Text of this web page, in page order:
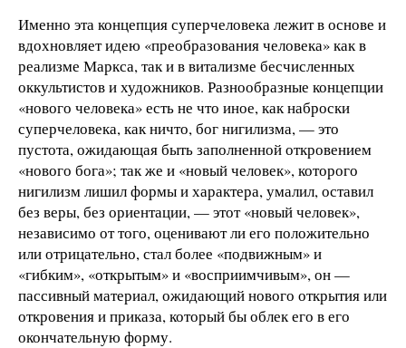
Именно эта концепция суперчеловека лежит в основе и
вдохновляет идею «преобразования человека» как в
реализме Маркса, так и в витализме бесчисленных
оккультистов и художников. Разнообразные концепции
«нового человека» есть не что иное, как наброски
суперчеловека, как ничто, бог нигилизма, — это
пустота, ожидающая быть заполненной откровением
«нового бога»; так же и «новый человек», которого
нигилизм лишил формы и характера, умалил, оставил
без веры, без ориентации, — этот «новый человек»,
независимо от того, оценивают ли его положительно
или отрицательно, стал более «подвижным» и
«гибким», «открытым» и «восприимчивым», он —
пассивный материал, ожидающий нового открытия или
откровения и приказа, который бы облек его в его
окончательную форму.